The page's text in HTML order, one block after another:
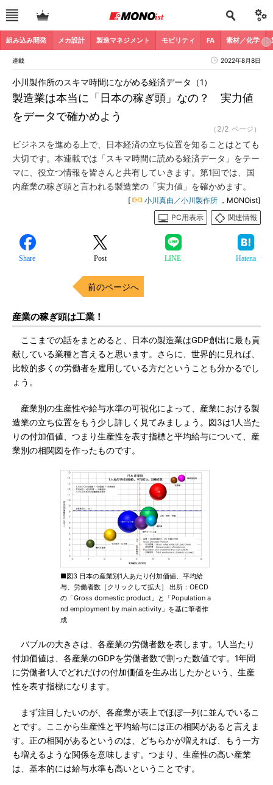
組み込み開発 メカ設計 製造マネジメント モビリティ FA 素材／化学
連載 2022年8月8日
製造業は本当に「日本の稼ぎ頭」なの？ 実力値
をデータで確かめよう
小川製作所のスキマ時間にながめる経済データ（1）
（2/2 ページ）
ビジネスを進める上で、日本経済の立ち位置を知ることはとても
大切です。本連載では「スキマ時間に読める経済データ」をテー
マに、役立つ情報を皆さんと共有していきます。第1回では、国
内産業の稼ぎ頭と言われる製造業の「実力値」を確かめます。
[ 小川真由／小川製作所 ，MONOist]
PC用表示
関連情報
Share Post LINE Hatena
前のページへ
産業の稼ぎ頭は工業！
ここまでの話をまとめると、日本の製造業はGDP創出に最も貢
献している業種と言えると思います。さらに、世界的に見れば、
比較的多くの労働者を雇用している方だということも分かるでし
ょう。
産業別の生産性や給与水準の可視化によって、産業における製
造業の立ち位置をもう少し詳しく見てみましょう。図3は1人当た
りの付加価値、つまり生産性を表す指標と平均給与について、産
業別の相関図を作ったものです。
■図3 日本の産業別1人あたり付加価値、平均給
与、労働者数［クリックして拡大］ 出所：OECD
の「Gross domestic product」と「Population a
nd employment by main activity」を基に筆者作
成
バブルの大きさは、各産業の労働者数を表します。1人当たり
付加価値は、各産業のGDPを労働者数で割った数値です。1年間
に労働者1人でどれだけの付加価値を生み出したかという、生産
性を表す指標になります。
まず注目したいのが、各産業が表上でほぼ一列に並んでいるこ
とです。ここから生産性と平均給与には正の相関があると言えま
す。正の相関があるというのは、どちらかが増えれば、もう一方
も増えるような関係を意味します。つまり、生産性の高い産業
は、基本的には給与水準も高いということです。